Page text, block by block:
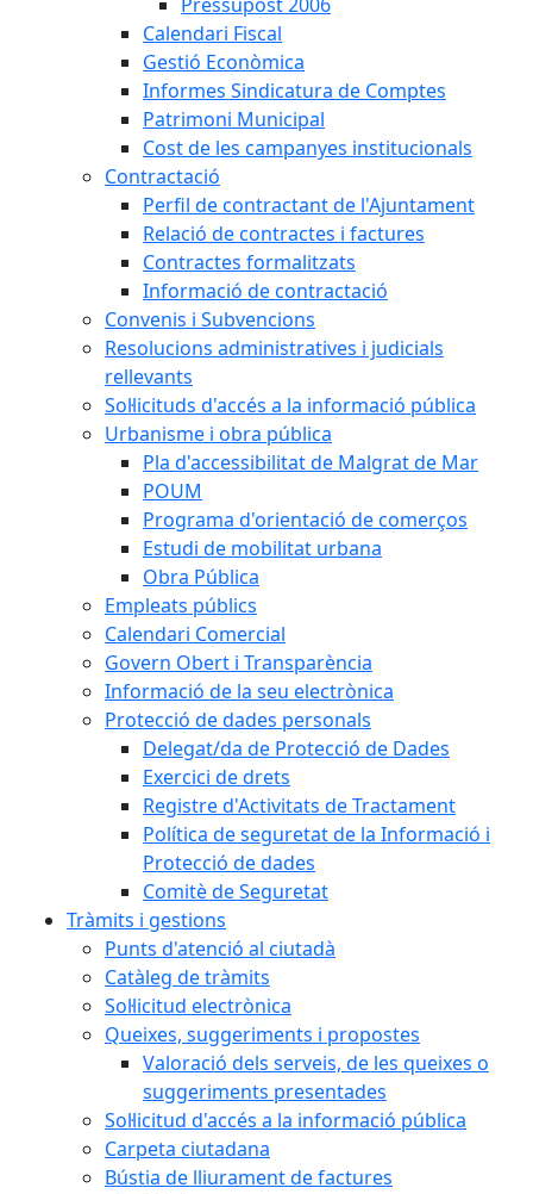
Calendari Fiscal
Gestió Econòmica
Informes Sindicatura de Comptes
Patrimoni Municipal
Cost de les campanyes institucionals
Contractació
Perfil de contractant de l'Ajuntament
Relació de contractes i factures
Contractes formalitzats
Informació de contractació
Convenis i Subvencions
Resolucions administratives i judicials
rellevants
Sol·licituds d'accés a la informació pública
Urbanisme i obra pública
Pla d'accessibilitat de Malgrat de Mar
POUM
Programa d'orientació de comerços
Estudi de mobilitat urbana
Obra Pública
Empleats públics
Calendari Comercial
Govern Obert i Transparència
Informació de la seu electrònica
Protecció de dades personals
Delegat/da de Protecció de Dades
Exercici de drets
Registre d'Activitats de Tractament
Política de seguretat de la Informació i
Protecció de dades
Comitè de Seguretat
Tràmits i gestions
Punts d'atenció al ciutadà
Catàleg de tràmits
Sol·licitud electrònica
Queixes, suggeriments i propostes
Valoració dels serveis, de les queixes o
suggeriments presentades
Sol·licitud d'accés a la informació pública
Carpeta ciutadana
Bústia de lliurament de factures